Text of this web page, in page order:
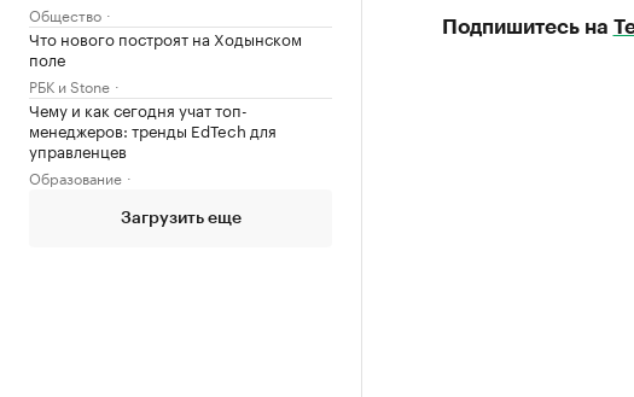
Общество
Что нового построят на Ходынском
поле
РБК и Stone
Чему и как сегодня учат топ-
менеджеров: тренды EdTech для
управленцев
Образование
Загрузить еще
Подпишитесь на